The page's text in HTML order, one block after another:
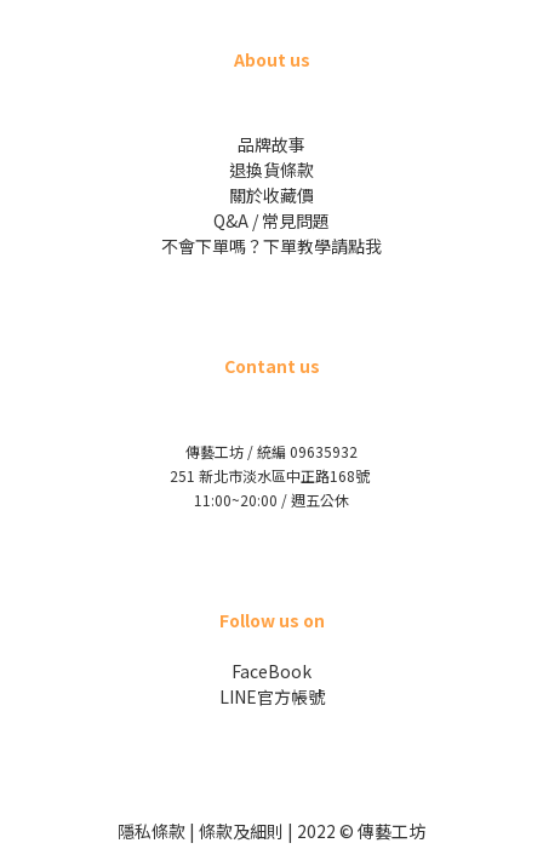
About us
品牌故事
退換貨條款
關於收藏價
Q&A / 常見問題
不會下單嗎？下單教學請點我
Contant us
傳藝工坊 / 統編 09635932
251 新北市淡水區中正路168號
11:00~20:00 / 週五公休
Follow us on
FaceBook
LINE官方帳號
隱私條款 | 條款及細則 | 2022 © 傳藝工坊